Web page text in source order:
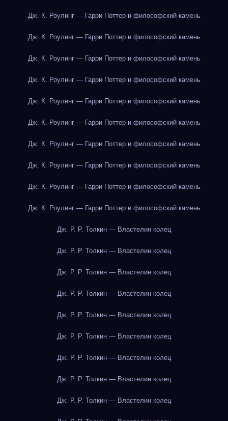
Дж. К. Роулинг — Гарри Поттер и философский камень
Дж. К. Роулинг — Гарри Поттер и философский камень
Дж. К. Роулинг — Гарри Поттер и философский камень
Дж. К. Роулинг — Гарри Поттер и философский камень
Дж. К. Роулинг — Гарри Поттер и философский камень
Дж. К. Роулинг — Гарри Поттер и философский камень
Дж. К. Роулинг — Гарри Поттер и философский камень
Дж. К. Роулинг — Гарри Поттер и философский камень
Дж. К. Роулинг — Гарри Поттер и философский камень
Дж. К. Роулинг — Гарри Поттер и философский камень
Дж. Р. Р. Толкин — Властелин колец
Дж. Р. Р. Толкин — Властелин колец
Дж. Р. Р. Толкин — Властелин колец
Дж. Р. Р. Толкин — Властелин колец
Дж. Р. Р. Толкин — Властелин колец
Дж. Р. Р. Толкин — Властелин колец
Дж. Р. Р. Толкин — Властелин колец
Дж. Р. Р. Толкин — Властелин колец
Дж. Р. Р. Толкин — Властелин колец